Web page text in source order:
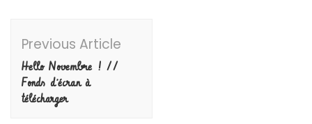
Navigation
Previous Article
Hello Novembre ! //
Fonds d’écran à
télécharger